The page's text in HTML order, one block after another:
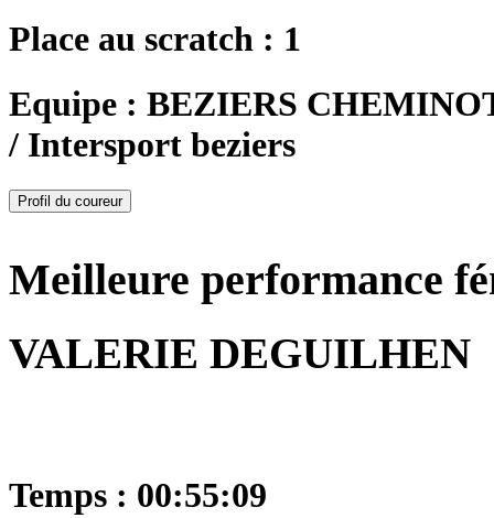
Place au scratch : 1
Equipe : BEZIERS
/ Intersport beziers
Profil du coureur
Meilleure performance
VALERIE DEGUILHEN
Temps : 00:55:09